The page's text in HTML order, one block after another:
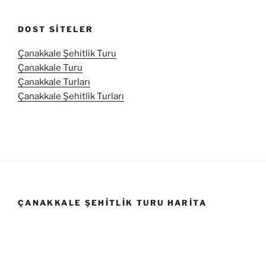
DOST SITELER
Çanakkale Şehitlik Turu
Çanakkale Turu
Çanakkale Turları
Çanakkale Şehitlik Turları
ÇANAKKALE ŞEHITLIK TURU HARITA